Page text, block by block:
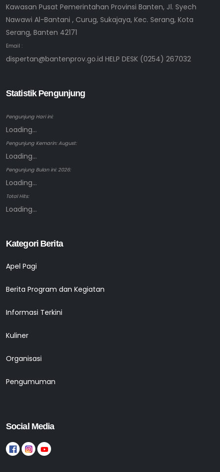
Kawasan Pusat Pemerintahan Provinsi Banten, Jl. Syech
Nawawi Al-Bantani , Curug, Sukajaya, Kec. Serang, Kota
Serang, Banten 42171
Email :
dispertan@bantenprov.go.id HELP DESK (0254) 267032
Statistik Pengunjung
Pengunjung Hari ini:
Loading...
Pengunjung Kemarin: August:
Loading...
Pengunjung Bulan ini: 2026:
Loading...
Total Hits:
Loading...
Kategori Berita
Apel Pagi
Berita Program dan Kegiatan
Informasi Terkini
Kuliner
Organisasi
Pengumuman
Social Media